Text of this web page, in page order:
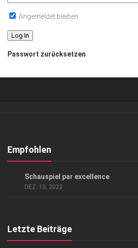
Angemeldet bleiben
Passwort zurücksetzen
Kontakt, Impressum
Empfohlen
Schauspiel par excellence
DEZ. 13, 2022
Letzte Beiträge